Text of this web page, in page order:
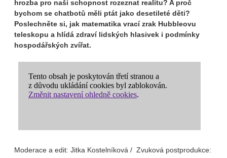
hrozba pro naši schopnost rozeznat realitu? A proč
bychom se chatbotů měli ptát jako desetileté děti?
Poslechněte si, jak matematika vrací zrak Hubbleovu
teleskopu a hlídá zdraví lidských hlasivek i podmínky
hospodářských zvířat.
Moderace a edit: Jitka Kostelníková / Zvuková postprodukce: